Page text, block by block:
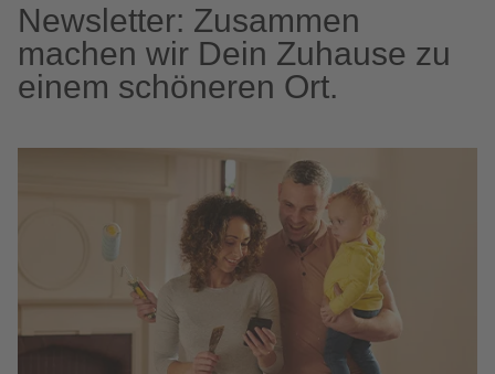
Newsletter: Zusammen
machen wir Dein Zuhause zu
einem schöneren Ort.